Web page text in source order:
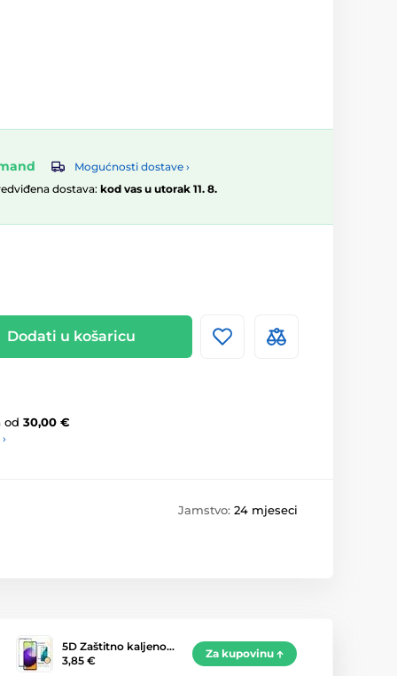
Mogućnosti dostave ›
dostava: kod vas u utorak 11. 8.
Dodati u košaricu
od 30,00 €
Jamstvo: 24 mjeseci
5D Zaštitno kaljeno…
3,85 €
Za kupovinu